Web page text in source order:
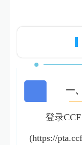
一
登录
(https://